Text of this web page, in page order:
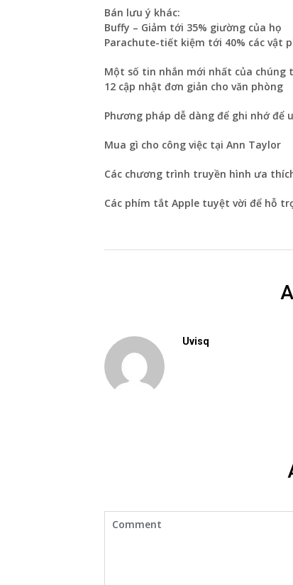
Bán lưu ý khác:
Buffy – Giảm tới 35% giường của họ
Parachute-tiết kiệm tới 40% các vật
Một số tin nhắn mới nhất của
12 cập nhật đơn giản cho văn phòng
Phương pháp dễ dàng để ghi nhớ để
Mua gì cho công việc tại Ann Taylor
Các chương trình truyền hình ưa
Các phím tắt Apple tuyệt vời để hỗ
Uvisq